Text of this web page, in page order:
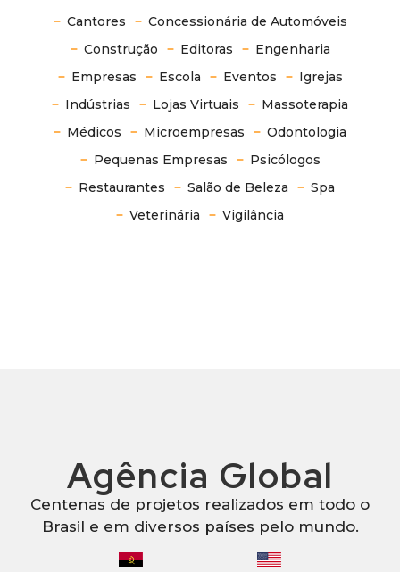
Cantores
Concessionária de Automóveis
Construção
Editoras
Engenharia
Empresas
Escola Eventos
Igrejas
Indústrias
Lojas Virtuais
Massoterapia
Médicos
Microempresas
Odontologia
Pequenas Empresas
Psicólogos
Restaurantes
Salão de Beleza
Spa
Veterinária
Vigilância
Agência Global
Centenas de projetos realizados em todo o
Brasil e em diversos países pelo mundo.